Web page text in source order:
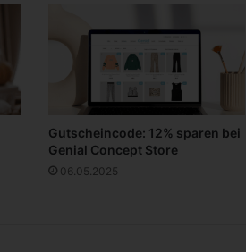
Gutscheincode: 12% sparen bei
Genial Concept Store
06.05.2025